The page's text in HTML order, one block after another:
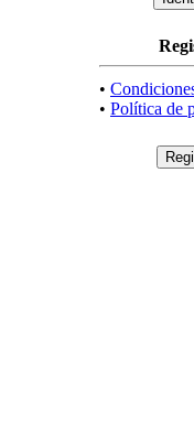
•
• Política de